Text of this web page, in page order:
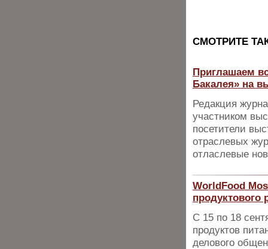
CМОТРИТЕ
Приглашаем
Бакалея» на
Редакция
участником
посетители
отраслевых
отласлевые
WorldFood
продуктового
С 15 по 18
продуктов
делового